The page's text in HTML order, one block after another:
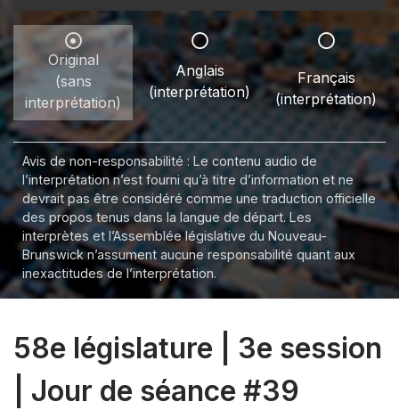
Original
(sans
interprétation)
Anglais
(interprétation)
Français
(interprétation)
Avis de non-responsabilité : Le contenu audio de
l’interprétation n’est fourni qu’à titre d’information et ne
devrait pas être considéré comme une traduction officielle
des propos tenus dans la langue de départ. Les
interprètes et l’Assemblée législative du Nouveau-
Brunswick n’assument aucune responsabilité quant aux
inexactitudes de l’interprétation.
58e législature | 3e session
| Jour de séance #39